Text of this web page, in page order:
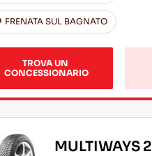
FRENATA SUL BAGNATO
TROVA UN
CONCESSIONARIO
MULTIWAYS 2